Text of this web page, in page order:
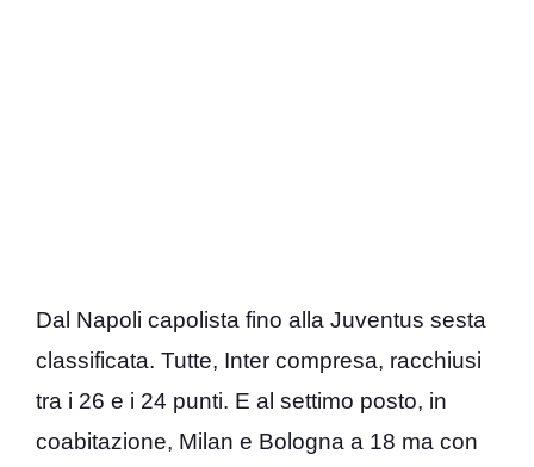
Dal Napoli capolista fino alla Juventus sesta
classificata. Tutte, Inter compresa, racchiusi
tra i 26 e i 24 punti. E al settimo posto, in
coabitazione, Milan e Bologna a 18 ma con